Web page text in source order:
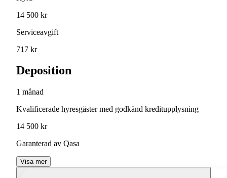
14 500 kr
Serviceavgift
717 kr
Deposition
1 månad
Kvalificerade hyresgäster med godkänd kreditupplysning
14 500 kr
Garanterad av Qasa
Visa mer